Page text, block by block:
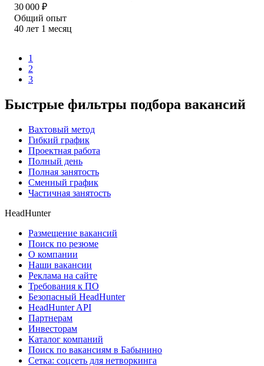
30 000 ₽
Общий опыт
40 лет 1 месяц
1
2
3
Быстрые фильтры подбора вакансий
Вахтовый метод
Гибкий график
Проектная работа
Полный день
Полная занятость
Сменный график
Частичная занятость
HeadHunter
Размещение вакансий
Поиск по резюме
О компании
Наши вакансии
Реклама на сайте
Требования к ПО
Безопасный HeadHunter
HeadHunter API
Партнерам
Инвесторам
Каталог компаний
Поиск по вакансиям в Бабынино
Сетка: соцсеть для нетворкинга